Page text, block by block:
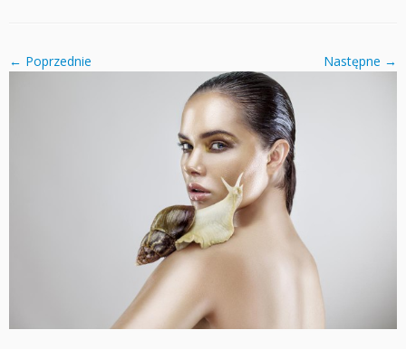
← Poprzednie Następne →